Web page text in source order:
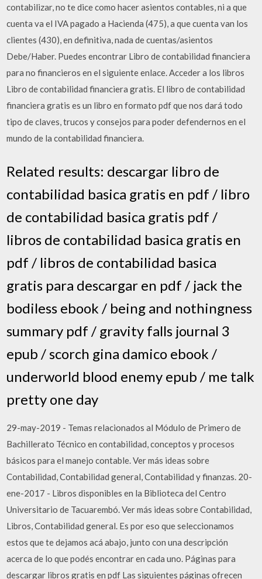
contabilizar, no te dice como hacer asientos contables, ni a que
cuenta va el IVA pagado a Hacienda (475), a que cuenta van los
clientes (430), en definitiva, nada de cuentas/asientos
Debe/Haber. Puedes encontrar Libro de contabilidad financiera
para no financieros en el siguiente enlace. Acceder a los libros
Libro de contabilidad financiera gratis. El libro de contabilidad
financiera gratis es un libro en formato pdf que nos dará todo
tipo de claves, trucos y consejos para poder defendernos en el
mundo de la contabilidad financiera.
Related results: descargar libro de
contabilidad basica gratis en pdf / libro
de contabilidad basica gratis pdf /
libros de contabilidad basica gratis en
pdf / libros de contabilidad basica
gratis para descargar en pdf / jack the
bodiless ebook / being and nothingness
summary pdf / gravity falls journal 3
epub / scorch gina damico ebook /
underworld blood enemy epub / me talk
pretty one day
29-may-2019 - Temas relacionados al Módulo de Primero de
Bachillerato Técnico en contabilidad, conceptos y procesos
básicos para el manejo contable. Ver más ideas sobre
Contabilidad, Contabilidad general, Contabilidad y finanzas. 20-
ene-2017 - Libros disponibles en la Biblioteca del Centro
Universitario de Tacuarembó. Ver más ideas sobre Contabilidad,
Libros, Contabilidad general. Es por eso que seleccionamos
estos que te dejamos acá abajo, junto con una descripción
acerca de lo que podés encontrar en cada uno. Páginas para
descargar libros gratis en pdf Las siguientes páginas ofrecen